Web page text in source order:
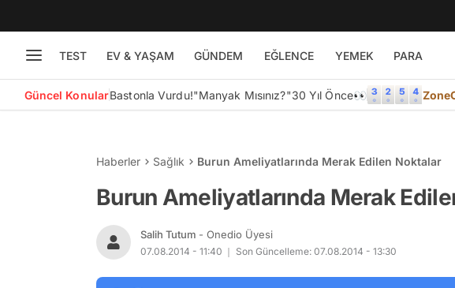
TEST EV & YAŞAM GÜNDEM EĞLENCE YEMEK PARA
Güncel KonularBastonla Vurdu!"Manyak Mısınız?"30 Yıl Önce👀
Haberler Sağlık Burun Ameliyatlarında Merak Edilen Noktalar
Burun Ameliyatlarında Merak
Salih Tutum - Onedio Üyesi
07.08.2014 - 11:40 Son Güncelleme: 07.08.2014 - 13:30